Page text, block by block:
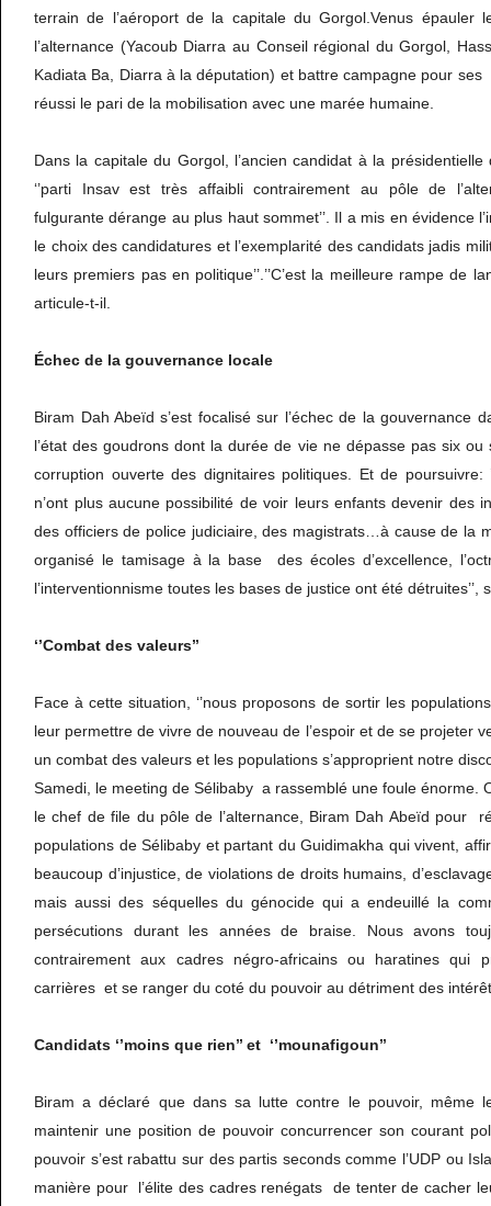
terrain de l’aéroport de la capitale du Gorgol.Venus épauler
l’alternance (Yacoub Diarra au Conseil régional du Gorgol,
Kadiata Ba, Diarra à la députation) et battre campagne pour ses
réussi le pari de la mobilisation avec une marée humaine.
Dans la capitale du Gorgol, l’ancien candidat à la
‘’parti Insav est très affaibli contrairement au pôle de
fulgurante dérange au plus haut sommet’’. Il a mis en évidence
le choix des candidatures et l’exemplarité des candidats jadis
leurs premiers pas en politique’’.’’C’est la meilleure rampe de
articule-t-il.
Échec de la gouvernance locale
Biram Dah Abeïd s’est focalisé sur l’échec de la gouvernance
l’état des goudrons dont la durée de vie ne dépasse pas six
corruption ouverte des dignitaires politiques. Et de poursuivre:
n’ont plus aucune possibilité de voir leurs enfants devenir des
des officiers de police judiciaire, des magistrats…à cause de la
organisé le tamisage à la base des écoles d’excellence,
l’interventionnisme toutes les bases de justice ont été détruites’’,
‘’Combat des valeurs’’
Face à cette situation, ‘’nous proposons de sortir les
leur permettre de vivre de nouveau de l’espoir et de se projeter
un combat des valeurs et les populations s’approprient notre
Samedi, le meeting de Sélibaby a rassemblé une foule énorme.
le chef de file du pôle de l’alternance, Biram Dah Abeïd pour
populations de Sélibaby et partant du Guidimakha qui vivent,
beaucoup d’injustice, de violations de droits humains,
mais aussi des séquelles du génocide qui a endeuillé la
persécutions durant les années de braise. Nous avons
contrairement aux cadres négro-africains ou haratines qui
carrières et se ranger du coté du pouvoir au détriment des
Candidats ‘’moins que rien’’ et ‘’mounafigoun’’
Biram a déclaré que dans sa lutte contre le pouvoir, même
maintenir une position de pouvoir concurrencer son courant
pouvoir s’est rabattu sur des partis seconds comme l’UDP ou
manière pour l’élite des cadres renégats de tenter de cacher